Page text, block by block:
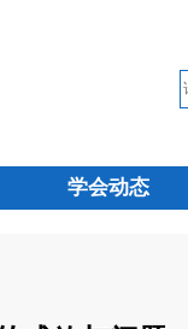
学会动态